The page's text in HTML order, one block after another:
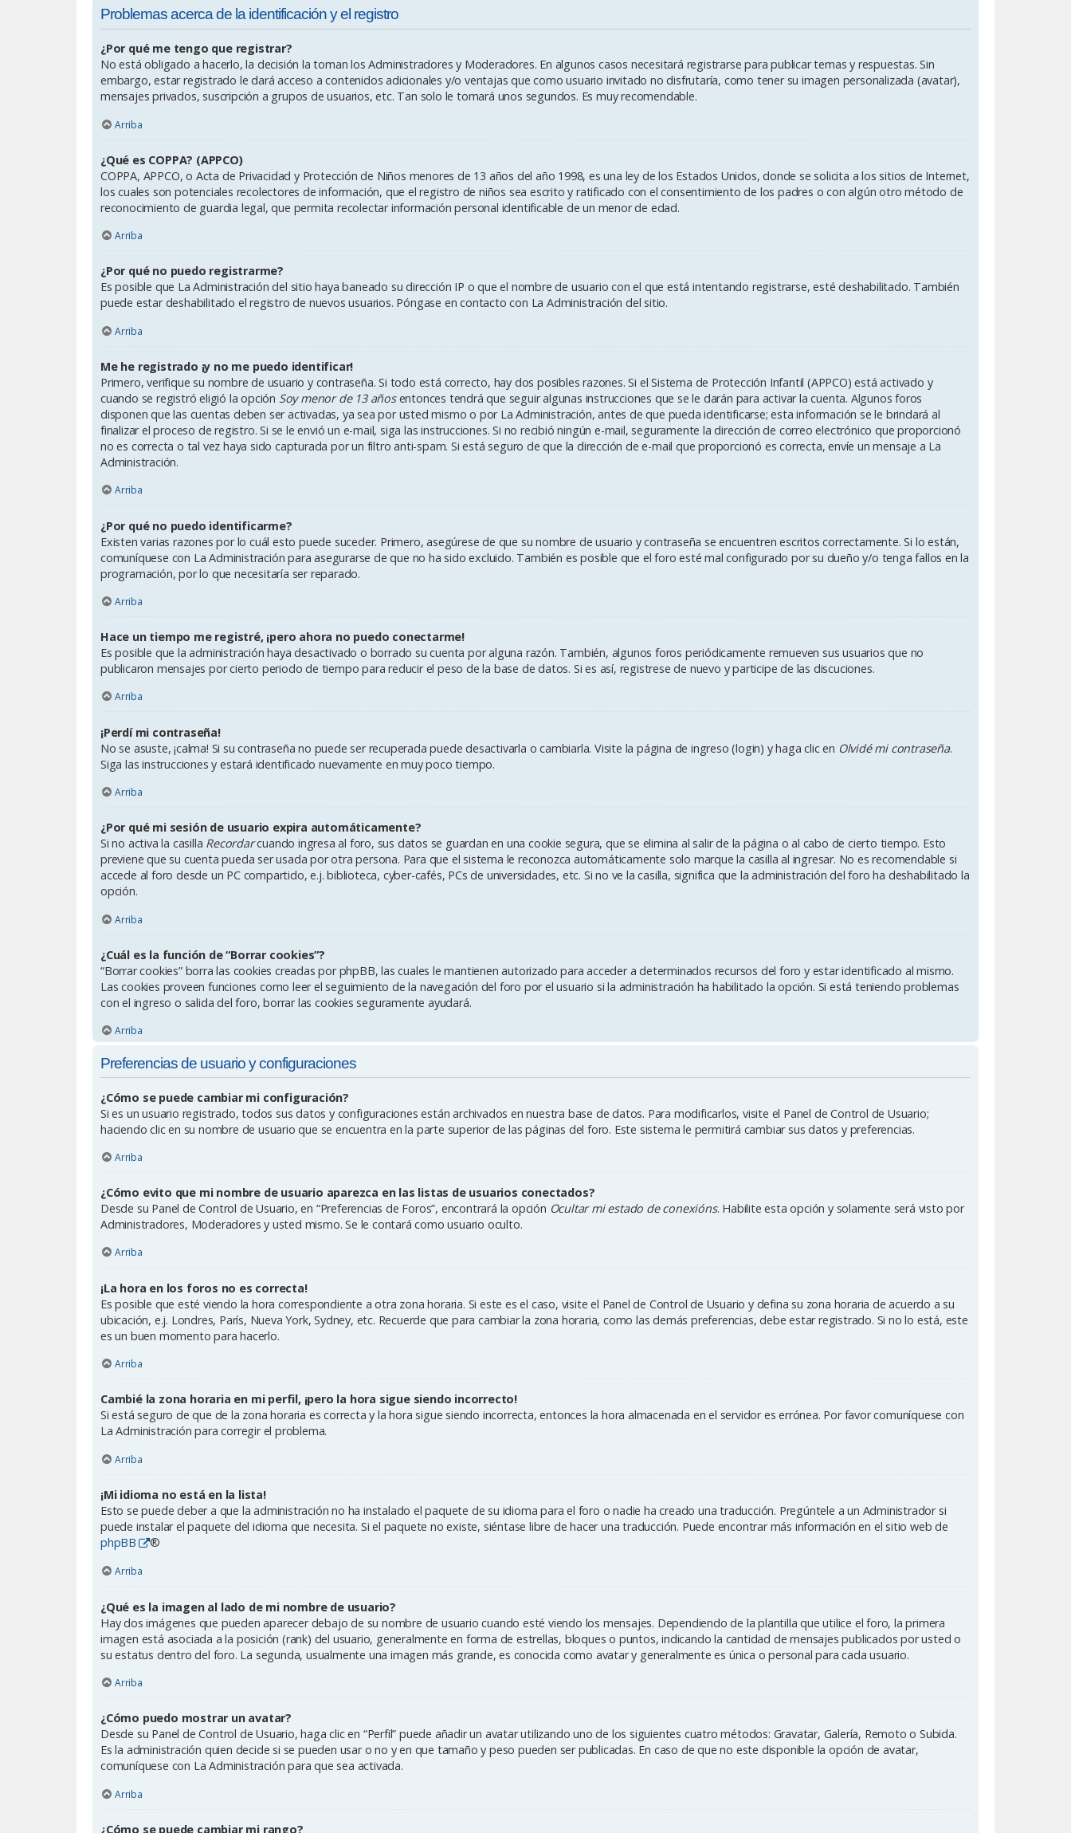
Problemas acerca de la identificación y el registro
¿Por qué me tengo que registrar?
No está obligado a hacerlo, la decisión la toman los Administradores y Moderadores. En algunos casos necesitará registrarse para publicar temas y respuestas. Sin
embargo, estar registrado le dará acceso a contenidos adicionales y/o ventajas que como usuario invitado no disfrutaría, como tener su imagen personalizada (avatar),
mensajes privados, suscripción a grupos de usuarios, etc. Tan solo le tomará unos segundos. Es muy recomendable.
Arriba
¿Qué es COPPA? (APPCO)
COPPA, APPCO, o Acta de Privacidad y Protección de Niños menores de 13 años del año 1998, es una ley de los Estados Unidos, donde se solicita a los sitios de Internet,
los cuales son potenciales recolectores de información, que el registro de niños sea escrito y ratificado con el consentimiento de los padres o con algún otro método de
reconocimiento de guardia legal, que permita recolectar información personal identificable de un menor de edad.
Arriba
¿Por qué no puedo registrarme?
Es posible que La Administración del sitio haya baneado su dirección IP o que el nombre de usuario con el que está intentando registrarse, esté deshabilitado. También
puede estar deshabilitado el registro de nuevos usuarios. Póngase en contacto con La Administración del sitio.
Arriba
Me he registrado ¡y no me puedo identificar!
Primero, verifique su nombre de usuario y contraseña. Si todo está correcto, hay dos posibles razones. Si el Sistema de Protección Infantil (APPCO) está activado y
cuando se registró eligió la opción Soy menor de 13 añosentonces tendrá que seguir algunas instrucciones que se le darán para activar la cuenta. Algunos foros
disponen que las cuentas deben ser activadas, ya sea por usted mismo o por La Administración, antes de que pueda identificarse; esta información se le brindará al
finalizar el proceso de registro. Si se le envió un e-mail, siga las instrucciones. Si no recibió ningún e-mail, seguramente la dirección de correo electrónico que proporcionó
no es correcta o tal vez haya sido capturada por un filtro anti-spam. Si está seguro de que la dirección de e-mail que proporcionó es correcta, envíe un mensaje a La
Administración.
Arriba
¿Por qué no puedo identificarme?
Existen varias razones por lo cuál esto puede suceder. Primero, asegúrese de que su nombre de usuario y contraseña se encuentren escritos correctamente. Si lo están,
comuníquese con La Administración para asegurarse de que no ha sido excluido. También es posible que el foro esté mal configurado por su dueño y/o tenga fallos en la
programación, por lo que necesitaría ser reparado.
Arriba
Hace un tiempo me registré, ¡pero ahora no puedo conectarme!
Es posible que la administración haya desactivado o borrado su cuenta por alguna razón. También, algunos foros periódicamente remueven sus usuarios que no
publicaron mensajes por cierto periodo de tiempo para reducir el peso de la base de datos. Si es así, registrese de nuevo y participe de las discuciones.
Arriba
¡Perdí mi contraseña!
No se asuste, ¡calma! Si su contraseña no puede ser recuperada puede desactivarla o cambiarla. Visite la página de ingreso (login) y haga clic en Olvidé mi contraseña.
Siga las instrucciones y estará identificado nuevamente en muy poco tiempo.
Arriba
¿Por qué mi sesión de usuario expira automáticamente?
Si no activa la casilla Recordarcuando ingresa al foro, sus datos se guardan en una cookie segura, que se elimina al salir de la página o al cabo de cierto tiempo. Esto
previene que su cuenta pueda ser usada por otra persona. Para que el sistema le reconozca automáticamente solo marque la casilla al ingresar. No es recomendable si
accede al foro desde un PC compartido, e.j. biblioteca, cyber-cafés, PCs de universidades, etc. Si no ve la casilla, significa que la administración del foro ha deshabilitado la
opción.
Arriba
¿Cuál es la función de “Borrar cookies”?
“Borrar cookies” borra las cookies creadas por phpBB, las cuales le mantienen autorizado para acceder a determinados recursos del foro y estar identificado al mismo.
Las cookies proveen funciones como leer el seguimiento de la navegación del foro por el usuario si la administración ha habilitado la opción. Si está teniendo problemas
con el ingreso o salida del foro, borrar las cookies seguramente ayudará.
Arriba
Preferencias de usuario y configuraciones
¿Cómo se puede cambiar mi configuración?
Si es un usuario registrado, todos sus datos y configuraciones están archivados en nuestra base de datos. Para modificarlos, visite el Panel de Control de Usuario;
haciendo clic en su nombre de usuario que se encuentra en la parte superior de las páginas del foro. Este sistema le permitirá cambiar sus datos y preferencias.
Arriba
¿Cómo evito que mi nombre de usuario aparezca en las listas de usuarios conectados?
Desde su Panel de Control de Usuario, en “Preferencias de Foros”, encontrará la opción Ocultar mi estado de conexións. Habilite esta opción y solamente será visto por
Administradores, Moderadores y usted mismo. Se le contará como usuario oculto.
Arriba
¡La hora en los foros no es correcta!
Es posible que esté viendo la hora correspondiente a otra zona horaria. Si este es el caso, visite el Panel de Control de Usuario y defina su zona horaria de acuerdo a su
ubicación, e.j. Londres, París, Nueva York, Sydney, etc. Recuerde que para cambiar la zona horaria, como las demás preferencias, debe estar registrado. Si no lo está, este
es un buen momento para hacerlo.
Arriba
Cambié la zona horaria en mi perfil, ¡pero la hora sigue siendo incorrecto!
Si está seguro de que de la zona horaria es correcta y la hora sigue siendo incorrecta, entonces la hora almacenada en el servidor es errónea. Por favor comuníquese con
La Administración para corregir el problema.
Arriba
¡Mi idioma no está en la lista!
Esto se puede deber a que la administración no ha instalado el paquete de su idioma para el foro o nadie ha creado una traducción. Pregúntele a un Administrador si
puede instalar el paquete del idioma que necesita. Si el paquete no existe, siéntase libre de hacer una traducción. Puede encontrar más información en el sitio web de
phpBB
®
Arriba
¿Qué es la imagen al lado de mi nombre de usuario?
Hay dos imágenes que pueden aparecer debajo de su nombre de usuario cuando esté viendo los mensajes. Dependiendo de la plantilla que utilice el foro, la primera
imagen está asociada a la posición (rank) del usuario, generalmente en forma de estrellas, bloques o puntos, indicando la cantidad de mensajes publicados por usted o
su estatus dentro del foro. La segunda, usualmente una imagen más grande, es conocida como avatar y generalmente es única o personal para cada usuario.
Arriba
¿Cómo puedo mostrar un avatar?
Desde su Panel de Control de Usuario, haga clic en “Perfil” puede añadir un avatar utilizando uno de los siguientes cuatro métodos: Gravatar, Galería, Remoto o Subida.
Es la administración quien decide si se pueden usar o no y en que tamaño y peso pueden ser publicadas. En caso de que no este disponible la opción de avatar,
comuníquese con La Administración para que sea activada.
Arriba
¿Cómo se puede cambiar mi rango?